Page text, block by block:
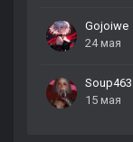
Gojoiwe
24 мая
Soup463
15 мая